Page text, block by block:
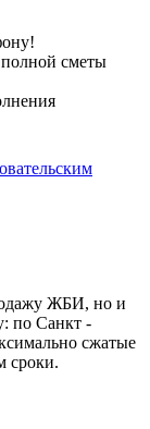
полной сметы
ЖБИ, но и
по Санкт -
сжатые
сроки.